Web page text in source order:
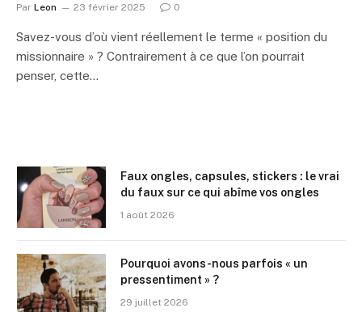
Par Leon 23 février 2025 0
Savez-vous d’où vient réellement le terme « position du
missionnaire » ? Contrairement à ce que l’on pourrait
penser, cette…
Faux ongles, capsules, stickers : le vrai
du faux sur ce qui abîme vos ongles
1 août 2026
Pourquoi avons-nous parfois « un
pressentiment » ?
29 juillet 2026